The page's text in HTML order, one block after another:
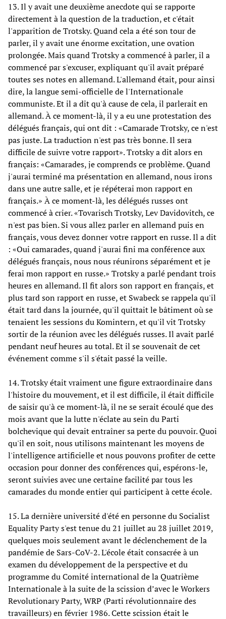
13. Il y avait une deuxième anecdote qui se rapporte
directement à la question de la traduction, et c'était
l'apparition de Trotsky. Quand cela a été son tour de
parler, il y avait une énorme excitation, une ovation
prolongée. Mais quand Trotsky a commencé à parler, il a
commencé par s'excuser, expliquant qu'il avait préparé
toutes ses notes en allemand. L'allemand était, pour ainsi
dire, la langue semi-officielle de l'Internationale
communiste. Et il a dit qu'à cause de cela, il parlerait en
allemand. À ce moment-là, il y a eu une protestation des
délégués français, qui ont dit : «Camarade Trotsky, ce n'est
pas juste. La traduction n'est pas très bonne. Il sera
difficile de suivre votre rapport». Trotsky a dit alors en
français: «Camarades, je comprends ce problème. Quand
j'aurai terminé ma présentation en allemand, nous irons
dans une autre salle, et je répéterai mon rapport en
français.» À ce moment-là, les délégués russes ont
commencé à crier. «Tovarisch Trotsky, Lev Davidovitch, ce
n'est pas bien. Si vous allez parler en allemand puis en
français, vous devez donner votre rapport en russe. Il a dit
: «Oui camarades, quand j'aurai fini ma conférence aux
délégués français, nous nous réunirons séparément et je
ferai mon rapport en russe.» Trotsky a parlé pendant trois
heures en allemand. Il fit alors son rapport en français, et
plus tard son rapport en russe, et Swabeck se rappela qu'il
était tard dans la journée, qu'il quittait le bâtiment où se
tenaient les sessions du Komintern, et qu'il vit Trotsky
sortir de la réunion avec les délégués russes. Il avait parlé
pendant neuf heures au total. Et il se souvenait de cet
événement comme s'il s'était passé la veille.
14. Trotsky était vraiment une figure extraordinaire dans
l'histoire du mouvement, et il est difficile, il était difficile
de saisir qu'à ce moment-là, il ne se serait écoulé que des
mois avant que la lutte n'éclate au sein du Parti
bolchevique qui devait entraîner sa perte du pouvoir. Quoi
qu'il en soit, nous utilisons maintenant les moyens de
l'intelligence artificielle et nous pouvons profiter de cette
occasion pour donner des conférences qui, espérons-le,
seront suivies avec une certaine facilité par tous les
camarades du monde entier qui participent à cette école.
15. La dernière université d'été en personne du Socialist
Equality Party s'est tenue du 21 juillet au 28 juillet 2019,
quelques mois seulement avant le déclenchement de la
pandémie de Sars-CoV-2. L'école était consacrée à un
examen du développement de la perspective et du
programme du Comité international de la Quatrième
Internationale à la suite de la scission d’avec le Workers
Revolutionary Party, WRP (Parti révolutionnaire des
travailleurs) en février 1986. Cette scission était le